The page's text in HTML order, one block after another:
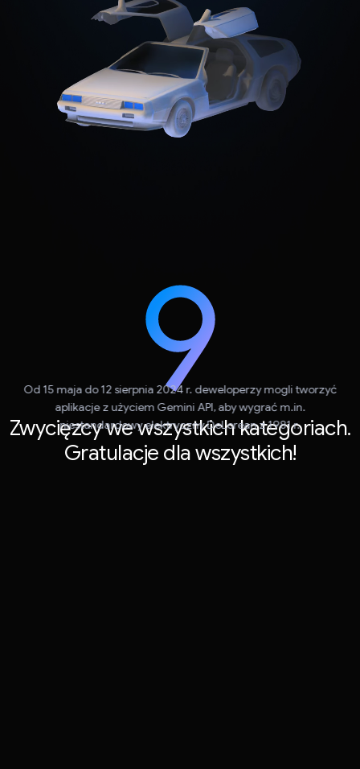
Zwycięzcy we wszystkich kategoriach.
Gratulacje dla wszystkich!
Od 15 maja do 12 sierpnia 2024 r. deweloperzy mogli tworzyć
aplikacje z użyciem Gemini API, aby wygrać m.in.
niestandardowy elektryczny DeLorean z 1981 r.